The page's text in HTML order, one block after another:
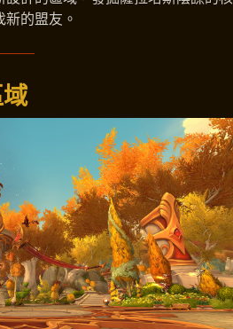
的盟友。